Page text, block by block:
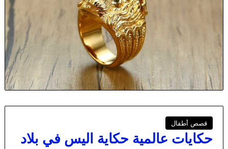
قصص أطفال
حكايات عالمية حكاية اليس في بلاد